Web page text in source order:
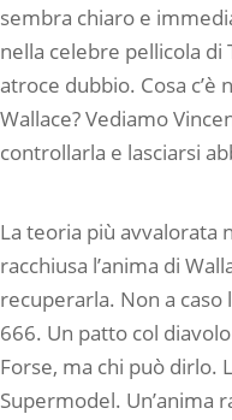
sembra chiaro e
nella celebre pellicola
atroce dubbio. Cosa c’è
Wallace? Vediamo
controllarla e lasciarsi
La teoria più avvalorata
racchiusa l’anima di
recuperarla. Non a
666. Un patto col
Forse, ma chi può dirlo.
Supermodel. Un’anima